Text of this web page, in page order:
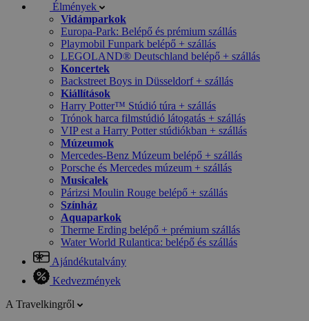
Élmények
Vidámparkok
Europa-Park: Belépő és prémium szállás
Playmobil Funpark belépő + szállás
LEGOLAND® Deutschland belépő + szállás
Koncertek
Backstreet Boys in Düsseldorf + szállás
Kiállítások
Harry Potter™ Stúdió túra + szállás
Trónok harca filmstúdió látogatás + szállás
VIP est a Harry Potter stúdiókban + szállás
Múzeumok
Mercedes-Benz Múzeum belépő + szállás
Porsche és Mercedes múzeum + szállás
Musicalek
Párizsi Moulin Rouge belépő + szállás
Színház
Aquaparkok
Therme Erding belépő + prémium szállás
Water World Rulantica: belépő és szállás
Ajándékutalvány
Kedvezmények
A Travelkingről